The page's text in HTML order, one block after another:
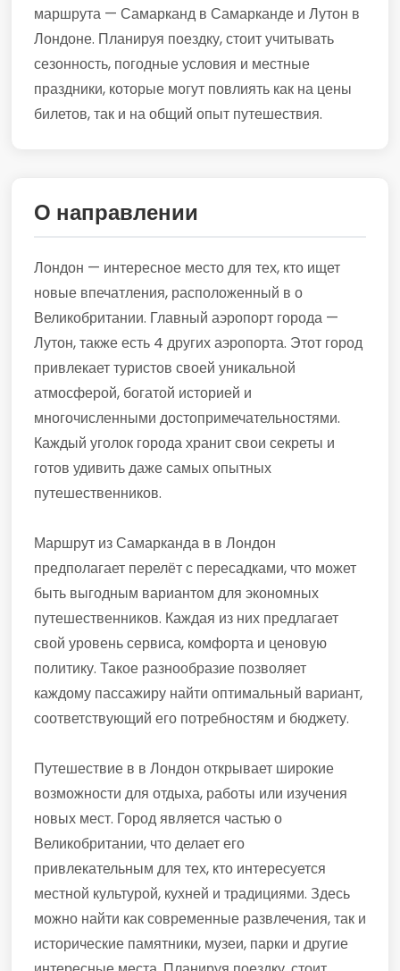
маршрута — Самарканд в Самарканде и Лутон в
Лондоне. Планируя поездку, стоит учитывать
сезонность, погодные условия и местные
праздники, которые могут повлиять как на цены
билетов, так и на общий опыт путешествия.
О направлении
Лондон — интересное место для тех, кто ищет
новые впечатления, расположенный в о
Великобритании. Главный аэропорт города —
Лутон, также есть 4 других аэропорта. Этот город
привлекает туристов своей уникальной
атмосферой, богатой историей и
многочисленными достопримечательностями.
Каждый уголок города хранит свои секреты и
готов удивить даже самых опытных
путешественников.
Маршрут из Самарканда в в Лондон
предполагает перелёт с пересадками, что может
быть выгодным вариантом для экономных
путешественников. Каждая из них предлагает
свой уровень сервиса, комфорта и ценовую
политику. Такое разнообразие позволяет
каждому пассажиру найти оптимальный вариант,
соответствующий его потребностям и бюджету.
Путешествие в в Лондон открывает широкие
возможности для отдыха, работы или изучения
новых мест. Город является частью о
Великобритании, что делает его
привлекательным для тех, кто интересуется
местной культурой, кухней и традициями. Здесь
можно найти как современные развлечения, так и
исторические памятники, музеи, парки и другие